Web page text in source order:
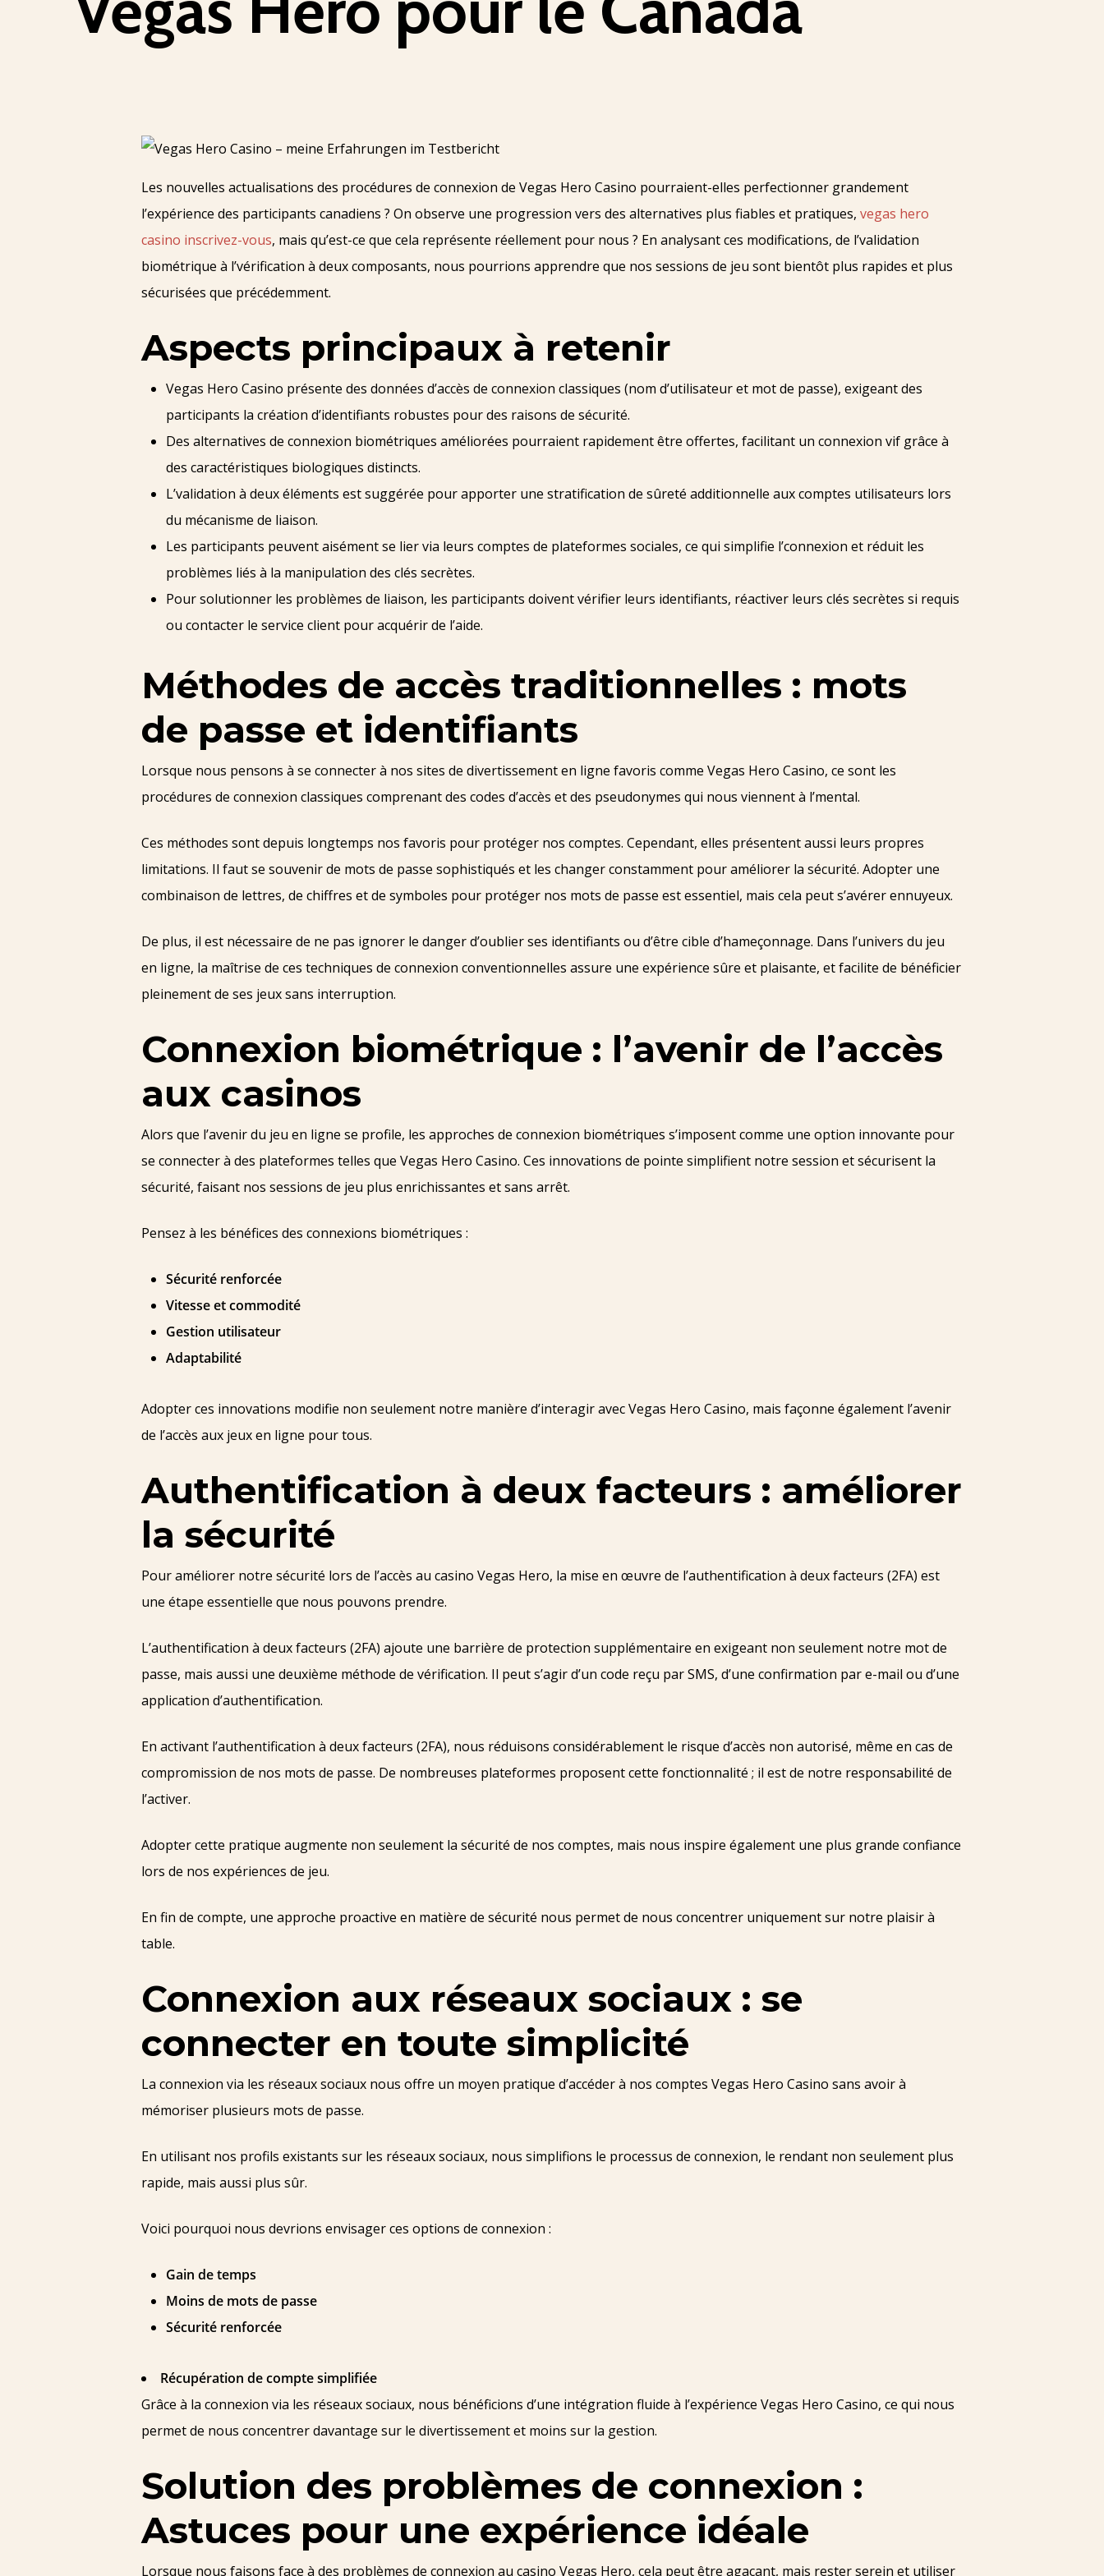
Les nouvelles actualisations des procédures de connexion de Vegas Hero Casino pourraient-elles perfectionner grandement
l’expérience des participants canadiens ? On observe une progression vers des alternatives plus fiables et pratiques, vegas hero
casino inscrivez-vous, mais qu’est-ce que cela représente réellement pour nous ? En analysant ces modifications, de l’validation
biométrique à l’vérification à deux composants, nous pourrions apprendre que nos sessions de jeu sont bientôt plus rapides et plus
sécurisées que précédemment.
Aspects principaux à retenir
Vegas Hero Casino présente des données d’accès de connexion classiques (nom d’utilisateur et mot de passe), exigeant des
participants la création d’identifiants robustes pour des raisons de sécurité.
Des alternatives de connexion biométriques améliorées pourraient rapidement être offertes, facilitant un connexion vif grâce à
des caractéristiques biologiques distincts.
L’validation à deux éléments est suggérée pour apporter une stratification de sûreté additionnelle aux comptes utilisateurs lors
du mécanisme de liaison.
Les participants peuvent aisément se lier via leurs comptes de plateformes sociales, ce qui simplifie l’connexion et réduit les
problèmes liés à la manipulation des clés secrètes.
Pour solutionner les problèmes de liaison, les participants doivent vérifier leurs identifiants, réactiver leurs clés secrètes si requis
ou contacter le service client pour acquérir de l’aide.
Méthodes de accès traditionnelles : mots
de passe et identifiants
Lorsque nous pensons à se connecter à nos sites de divertissement en ligne favoris comme Vegas Hero Casino, ce sont les
procédures de connexion classiques comprenant des codes d’accès et des pseudonymes qui nous viennent à l’mental.
Ces méthodes sont depuis longtemps nos favoris pour protéger nos comptes. Cependant, elles présentent aussi leurs propres
limitations. Il faut se souvenir de mots de passe sophistiqués et les changer constamment pour améliorer la sécurité. Adopter une
combinaison de lettres, de chiffres et de symboles pour protéger nos mots de passe est essentiel, mais cela peut s’avérer ennuyeux.
De plus, il est nécessaire de ne pas ignorer le danger d’oublier ses identifiants ou d’être cible d’hameçonnage. Dans l’univers du jeu
en ligne, la maîtrise de ces techniques de connexion conventionnelles assure une expérience sûre et plaisante, et facilite de bénéficier
pleinement de ses jeux sans interruption.
Connexion biométrique : l’avenir de l’accès
aux casinos
Alors que l’avenir du jeu en ligne se profile, les approches de connexion biométriques s’imposent comme une option innovante pour
se connecter à des plateformes telles que Vegas Hero Casino. Ces innovations de pointe simplifient notre session et sécurisent la
sécurité, faisant nos sessions de jeu plus enrichissantes et sans arrêt.
Pensez à les bénéfices des connexions biométriques :
Sécurité renforcée
Vitesse et commodité
Gestion utilisateur
Adaptabilité
Adopter ces innovations modifie non seulement notre manière d’interagir avec Vegas Hero Casino, mais façonne également l’avenir
de l’accès aux jeux en ligne pour tous.
Authentification à deux facteurs : améliorer
la sécurité
Pour améliorer notre sécurité lors de l’accès au casino Vegas Hero, la mise en œuvre de l’authentification à deux facteurs (2FA) est
une étape essentielle que nous pouvons prendre.
L’authentification à deux facteurs (2FA) ajoute une barrière de protection supplémentaire en exigeant non seulement notre mot de
passe, mais aussi une deuxième méthode de vérification. Il peut s’agir d’un code reçu par SMS, d’une confirmation par e-mail ou d’une
application d’authentification.
En activant l’authentification à deux facteurs (2FA), nous réduisons considérablement le risque d’accès non autorisé, même en cas de
compromission de nos mots de passe. De nombreuses plateformes proposent cette fonctionnalité ; il est de notre responsabilité de
l’activer.
Adopter cette pratique augmente non seulement la sécurité de nos comptes, mais nous inspire également une plus grande confiance
lors de nos expériences de jeu.
En fin de compte, une approche proactive en matière de sécurité nous permet de nous concentrer uniquement sur notre plaisir à
table.
Connexion aux réseaux sociaux : se
connecter en toute simplicité
La connexion via les réseaux sociaux nous offre un moyen pratique d’accéder à nos comptes Vegas Hero Casino sans avoir à
mémoriser plusieurs mots de passe.
En utilisant nos profils existants sur les réseaux sociaux, nous simplifions le processus de connexion, le rendant non seulement plus
rapide, mais aussi plus sûr.
Voici pourquoi nous devrions envisager ces options de connexion :
Gain de temps
Moins de mots de passe
Sécurité renforcée
Récupération de compte simplifiée
Grâce à la connexion via les réseaux sociaux, nous bénéficions d’une intégration fluide à l’expérience Vegas Hero Casino, ce qui nous
permet de nous concentrer davantage sur le divertissement et moins sur la gestion.
Solution des problèmes de connexion :
Astuces pour une expérience idéale
Lorsque nous faisons face à des problèmes de connexion au casino Vegas Hero, cela peut être agaçant, mais rester serein et utiliser